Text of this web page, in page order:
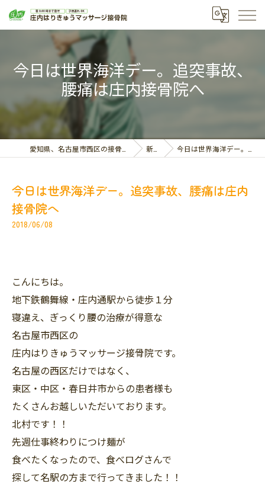
今日は世界海洋デー。追突事故、
腰痛は庄内接骨院へ
新着情報 今日は世界海洋デー。追突事故、腰痛は庄内接骨院へ
今日は世界海洋デー。追突事故、腰痛は庄内
接骨院へ
2018/06/08
こんにちは。
地下鉄鶴舞線・庄内通駅から徒歩１分
寝違え、ぎっくり腰の治療が得意な
名古屋市西区の
庄内はりきゅうマッサージ接骨院です。
名古屋の西区だけではなく、
東区・中区・春日井市からの患者様も
たくさんお越しいただいております。
北村です！！
先週仕事終わりにつけ麺が
食べたくなったので、食べログさんで
探して名駅の方まで行ってきました！！